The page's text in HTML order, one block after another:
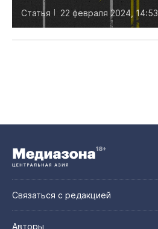
Статья 22 февраля 2024, 14:53
Связаться с редакцией
Авторы